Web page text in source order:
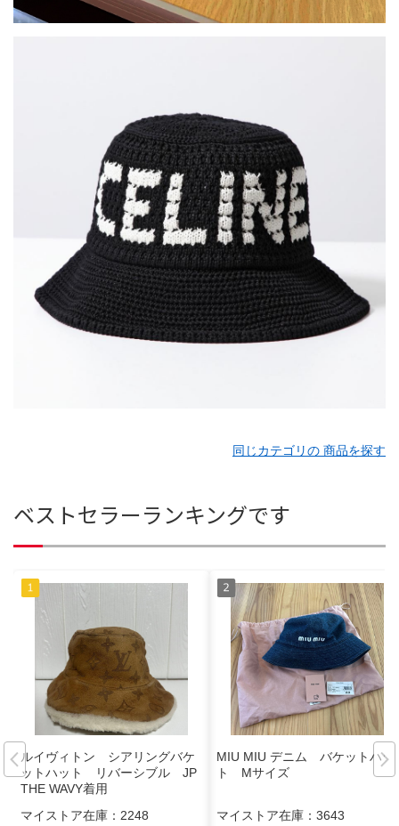
同じカテゴリの 商品を探す
ベストセラーランキングです
ルイヴィトン シアリングバケ
ットハット リバーシブル JP
THE WAVY着用
マイストア在庫： 2248
MIU MIU デニム バケットハッ
ト Mサイズ
マイストア在庫： 3643